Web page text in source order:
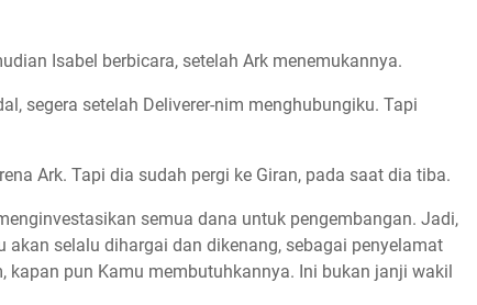
Isabel berbicara, setelah Ark menemukannya.
segera setelah Deliverer-nim menghubungiku. Tapi
Ark. Tapi dia sudah pergi ke Giran, pada saat dia tiba.
semua dana untuk pengembangan. Jadi,
selalu dihargai dan dikenang, sebagai penyelamat
kapan pun Kamu membutuhkannya. Ini bukan janji wakil